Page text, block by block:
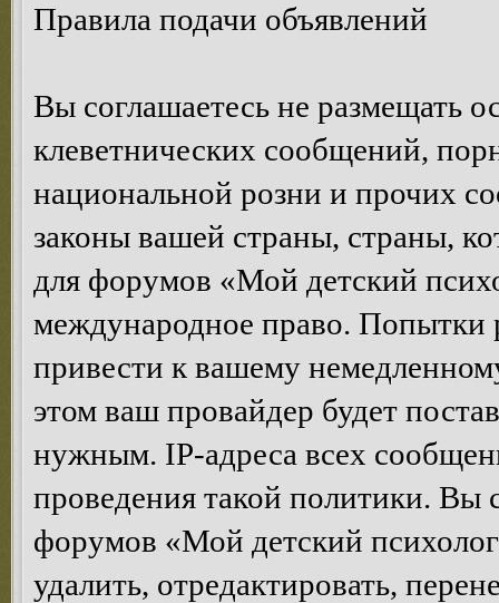
Правила подачи объявлений
Вы соглашаетесь не размещать
клеветнических сообщений,
национальной розни и прочих
законы вашей страны, страны,
для форумов «Мой детский
международное право. Попытки
привести к вашему
этом ваш провайдер будет
нужным. IP-адреса всех
проведения такой политики. Вы
форумов «Мой детский
удалить, отредактировать,